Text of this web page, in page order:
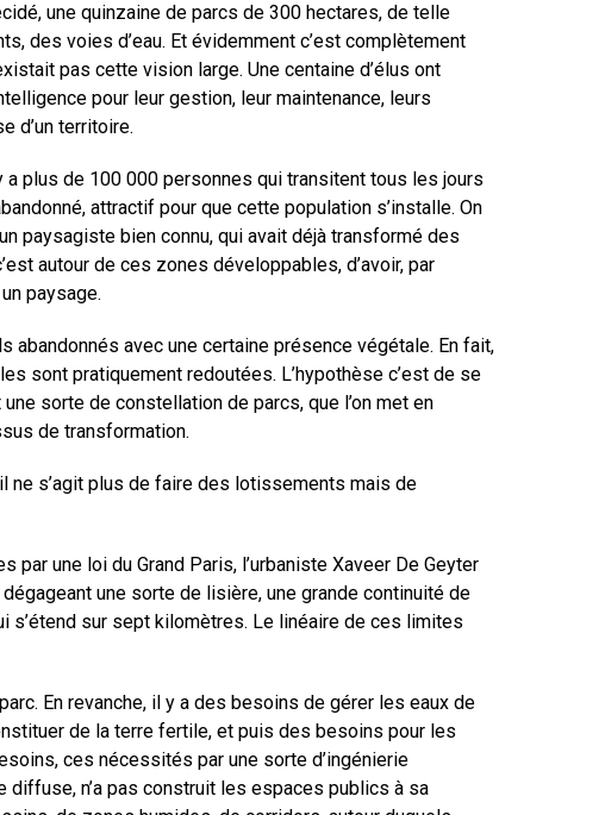
une quinzaine de parcs de 300 hectares, de telle
des voies d’eau. Et évidemment c’est complètement
pas cette vision large. Une centaine d’élus ont
pour leur gestion, leur maintenance, leurs
d’un territoire.
a plus de 100 000 personnes qui transitent tous les jours
attractif pour que cette population s’installe. On
paysagiste bien connu, qui avait déjà transformé des
autour de ces zones développables, d’avoir, par
paysage.
avec une certaine présence végétale. En fait,
sont pratiquement redoutées. L’hypothèse c’est de se
sorte de constellation de parcs, que l’on met en
de transformation.
ne s’agit plus de faire des lotissements mais de
une loi du Grand Paris, l’urbaniste Xaveer De Geyter
une sorte de lisière, une grande continuité de
s’étend sur sept kilomètres. Le linéaire de ces limites
En revanche, il y a des besoins de gérer les eaux de
de la terre fertile, et puis des besoins pour les
ces nécessités par une sorte d’ingénierie
diffuse, n’a pas construit les espaces publics à sa